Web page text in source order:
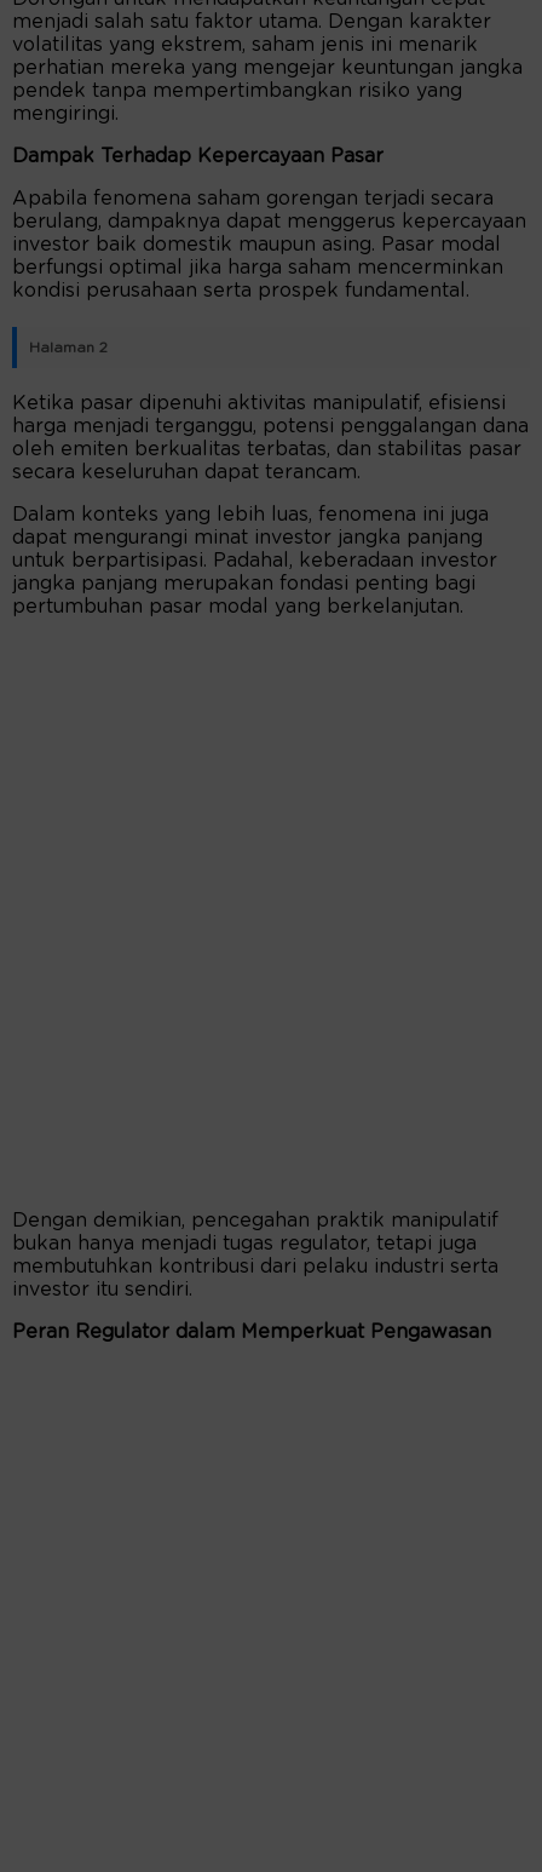
menjadi salah satu faktor utama. Dengan karakter
volatilitas yang ekstrem, saham jenis ini menarik
perhatian mereka yang mengejar keuntungan jangka
pendek tanpa mempertimbangkan risiko yang
mengiringi.
Dampak Terhadap Kepercayaan Pasar
Apabila fenomena saham gorengan terjadi secara
berulang, dampaknya dapat menggerus kepercayaan
investor baik domestik maupun asing. Pasar modal
berfungsi optimal jika harga saham mencerminkan
kondisi perusahaan serta prospek fundamental.
Halaman 2
Ketika pasar dipenuhi aktivitas manipulatif, efisiensi
harga menjadi terganggu, potensi penggalangan dana
oleh emiten berkualitas terbatas, dan stabilitas pasar
secara keseluruhan dapat terancam.
Dalam konteks yang lebih luas, fenomena ini juga
dapat mengurangi minat investor jangka panjang
untuk berpartisipasi. Padahal, keberadaan investor
jangka panjang merupakan fondasi penting bagi
pertumbuhan pasar modal yang berkelanjutan.
Dengan demikian, pencegahan praktik manipulatif
bukan hanya menjadi tugas regulator, tetapi juga
membutuhkan kontribusi dari pelaku industri serta
investor itu sendiri.
Peran Regulator dalam Memperkuat Pengawasan